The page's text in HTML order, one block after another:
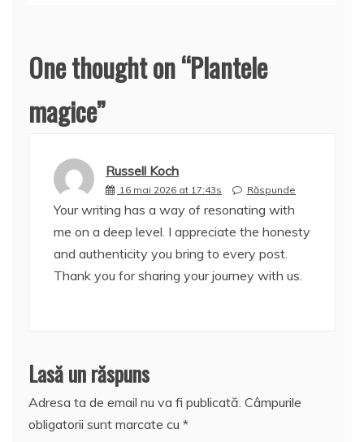
One thought on “Plantele
magice”
Russell Koch
16 mai 2026 at 17:43s Răspunde
Your writing has a way of resonating with
me on a deep level. I appreciate the honesty
and authenticity you bring to every post.
Thank you for sharing your journey with us.
Lasă un răspuns
Adresa ta de email nu va fi publicată. Câmpurile
obligatorii sunt marcate cu *